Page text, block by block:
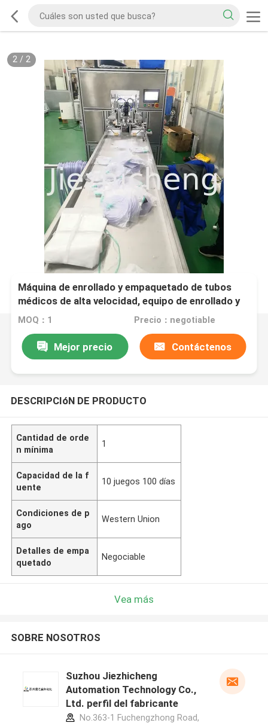
2/ 2
Máquina de enrollado y empaquetado de tubos
médicos de alta velocidad, equipo de enrollado y
empaquetado de mangueras de succión SCT001
MOQ：1 Precio：negotiable
Mejor precio Contáctenos
DESCRIPCIóN DE PRODUCTO
Cantidad de orde
n mínima
1
Capacidad de la f
uente
10 juegos 100 días
Condiciones de p
ago
Western Union
Detalles de empa
quetado
Negociable
Vea más
SOBRE NOSOTROS
Suzhou Jiezhicheng
Automation Technology Co.,
Ltd. perfil del fabricante
No.363-1 Fuchengzhong Road,